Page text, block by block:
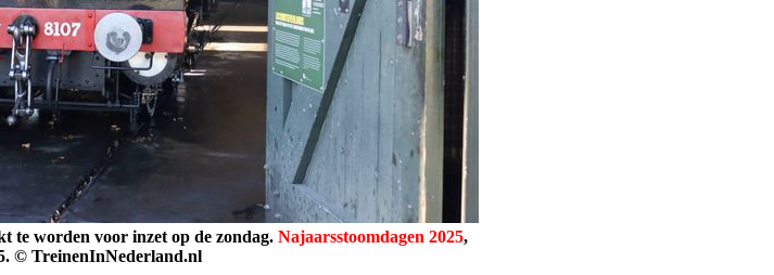
te worden voor inzet op de zondag. Najaarsstoomdagen 2025,
© TreinenInNederland.nl